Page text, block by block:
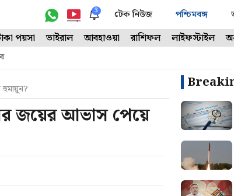
3 টেক নিউজ পশ্চিমবঙ্গ
পয়সা ভাইরাল আবহাওয়া রাশিফল লাইফস্টাইল
জয়ের আভাস পেয়ে